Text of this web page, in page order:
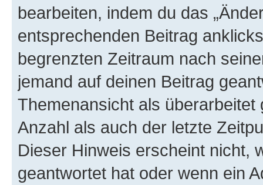
bearbeiten, indem du das
entsprechenden Beitrag
begrenzten Zeitraum nach
jemand auf deinen Beitrag
Themenansicht als
Anzahl als auch der letzte
Dieser Hinweis erscheint nicht,
geantwortet hat oder wenn ein